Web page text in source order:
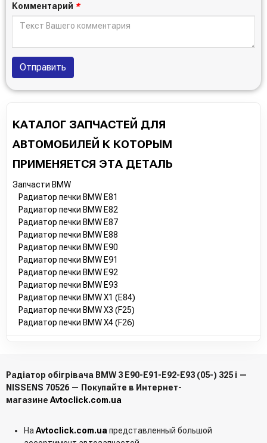
Комментарий *
Отправить
КАТАЛОГ ЗАПЧАСТЕЙ ДЛЯ
АВТОМОБИЛЕЙ К КОТОРЫМ
ПРИМЕНЯЕТСЯ ЭТА ДЕТАЛЬ
Запчасти BMW
Радиатор печки BMW E81
Радиатор печки BMW E82
Радиатор печки BMW E87
Радиатор печки BMW E88
Радиатор печки BMW E90
Радиатор печки BMW E91
Радиатор печки BMW E92
Радиатор печки BMW E93
Радиатор печки BMW X1 (E84)
Радиатор печки BMW X3 (F25)
Радиатор печки BMW X4 (F26)
Радіатор обігрівача BMW 3 E90-E91-E92-E93 (05-) 325 i —
NISSENS 70526 — Покупайте в Интернет-
магазине Avtoclick.com.ua
На Avtoclick.com.ua представленный большой